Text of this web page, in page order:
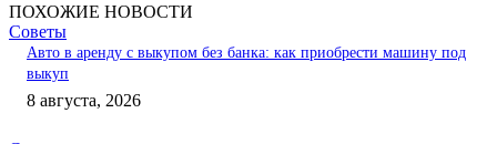
ПОХОЖИЕ НОВОСТИ
Советы
Авто в аренду с выкупом без банка: как приобрести машину под
выкуп
8 августа, 2026